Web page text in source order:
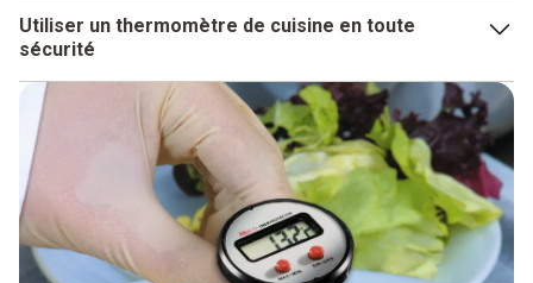
Utiliser un thermomètre de cuisine en toute
sécurité
Ce qui a été dit pour les thermomètres de cuisson
s'applique de manière synonyme aux thermomètres de
cuisine. Cela signifie que les mesures ne peuvent être
sûres et correctes que si l'on évite les erreurs de mesure.
Ces points doivent être respectés lors de l'utilisation à la
maison :